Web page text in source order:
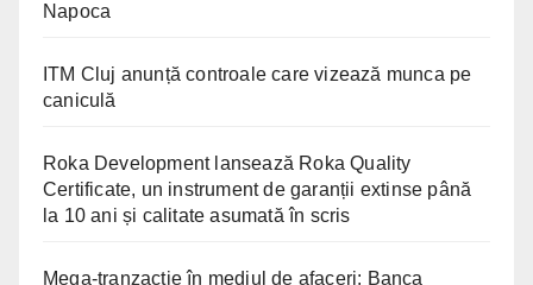
Napoca
ITM Cluj anunță controale care vizează munca pe
caniculă
Roka Development lansează Roka Quality
Certificate, un instrument de garanții extinse până
la 10 ani și calitate asumată în scris
Mega-tranzacție în mediul de afaceri: Banca